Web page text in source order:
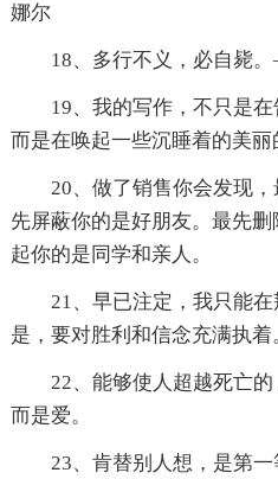
娜尔
18、多行不义，必自毙
19、我的写作，不只是
而是在唤起一些沉睡着的美丽
20、做了销售你会发现
先屏蔽你的是好朋友。最先
起你的是同学和亲人。
21、早已注定，我只能
是，要对胜利和信念充满执着
22、能够使人超越死亡
而是爱。
23、肯替别人想，是第